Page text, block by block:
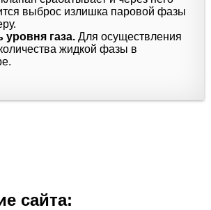
выброс излишка паровой фазы
уровня газа. Для осуществления
жидкой фазы в
сайта: